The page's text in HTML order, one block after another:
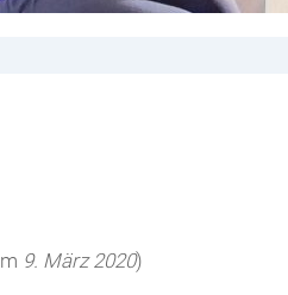
9. März 2020)